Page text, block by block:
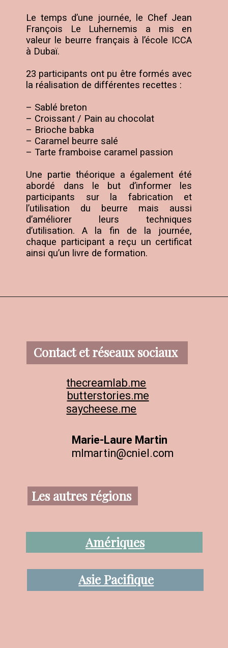
Le temps d’une journée, le Chef Jean
François Le Luhernemis a mis en
valeur le beurre français à l’école ICCA
à Dubaï.
23 participants ont pu être formés avec
la réalisation de différentes recettes :
– Sablé breton
– Croissant / Pain au chocolat
– Brioche babka
– Caramel beurre salé
– Tarte framboise caramel passion
Une partie théorique a également été
abordé dans le but d’informer les
participants sur la fabrication et
l’utilisation du beurre mais aussi
d’améliorer leurs techniques
d’utilisation. A la fin de la journée,
chaque participant a reçu un certificat
ainsi qu’un livre de formation.
Contact et réseaux sociaux
thecreamlab.me
butterstories.me
Marie-Laure Martin
mlmartin@cniel.com
Les autres régions
Amériques
Asie Pacifique
saycheese.me